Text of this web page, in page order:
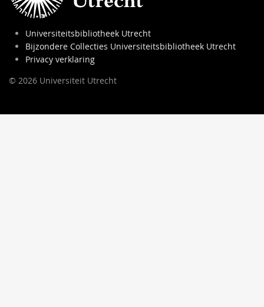
Universiteitsbibliotheek Utrecht
Bijzondere Collecties Universiteitsbibliotheek Utrecht
Privacy verklaring
© 2026 Universiteit Utrecht